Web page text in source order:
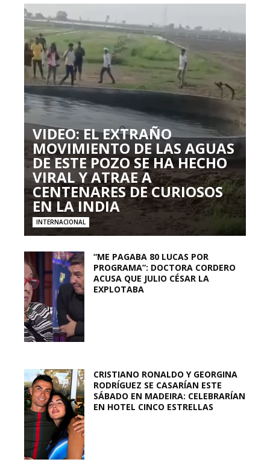
VIDEO: EL EXTRAÑO
MOVIMIENTO DE LAS AGUAS
DE ESTE POZO SE HA HECHO
VIRAL Y ATRAE A
CENTENARES DE CURIOSOS
EN LA INDIA
INTERNACIONAL
“ME PAGABA 80 LUCAS POR
PROGRAMA”: DOCTORA CORDERO
ACUSA QUE JULIO CÉSAR LA
EXPLOTABA
CRISTIANO RONALDO Y GEORGINA
RODRÍGUEZ SE CASARÍAN ESTE
SÁBADO EN MADEIRA: CELEBRARÍAN
EN HOTEL CINCO ESTRELLAS